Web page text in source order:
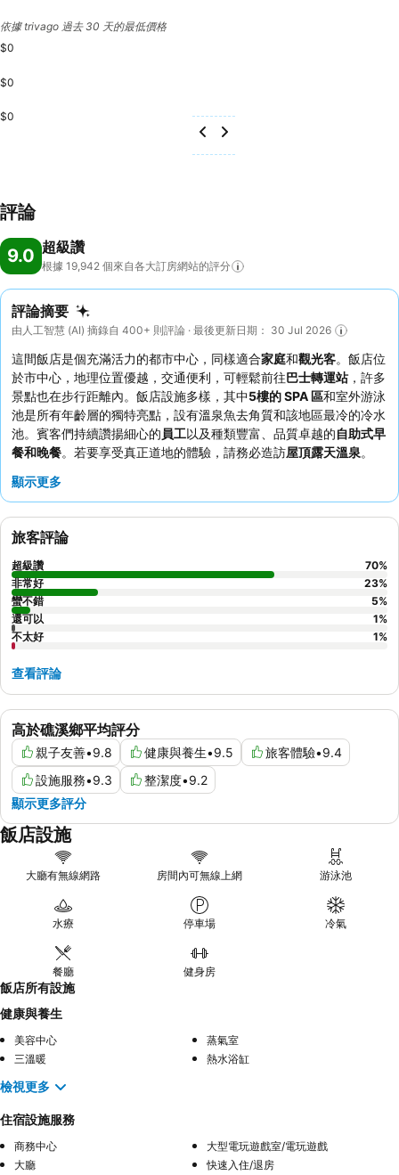
依據 trivago 過去 30 天的最低價格
$0
$0
$0
評論
9.0 超級讚
根據 19,942 個來自各大訂房網站的評分
評論摘要
由人工智慧 (AI) 摘錄自 400+ 則評論 · 最後更新日期： 30 Jul 2026
這間飯店是個充滿活力的都市中心，同樣適合家庭和觀光客。飯店位
於市中心，地理位置優越，交通便利，可輕鬆前往巴士轉運站 ，許多
景點也在步行距離內。飯店設施多樣，其中5樓的 SPA 區和室外游泳
池是所有年齡層的獨特亮點，設有溫泉魚去角質和該地區最冷的冷水
池。賓客們持續讚揚細心的員工以及種類豐富、品質卓越的自助式早
餐和晚餐。若要享受真正道地的體驗，請務必造訪屋頂露天溫泉。
顯示更多
高於礁溪鄉平均評分
親子友善•9.8 健康與養生•9.5 旅客體驗•9.4
設施服務•9.3 整潔度•9.2
顯示更多評分
旅客評論
超級讚 70%
非常好
23%
蠻不錯
5%
還可以
1%
不太好
1%
查看評論
飯店設施
大廳有無線網路 房間內可無線上網 游泳池
水療 停車場 冷氣
餐廳 健身房
飯店所有設施
健康與養生
美容中心
蒸氣室
三溫暖
熱水浴缸
檢視更多
住宿設施服務
商務中心
大型電玩遊戲室/電玩遊戲
大廳
快速入住/退房